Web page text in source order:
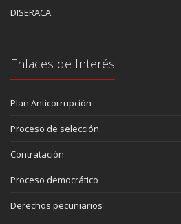
DISERACA
Enlaces de Interés
Plan Anticorrupción
Proceso de selección
Contratación
Proceso democrático
Derechos pecuniarios